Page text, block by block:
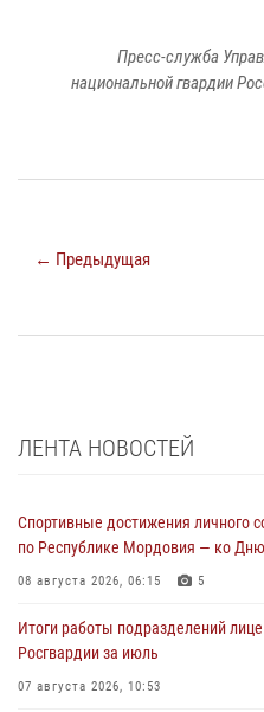
Пресс-служба
национальной гвардии
← Предыдущая
ЛЕНТА НОВОСТЕЙ
Спортивные достижения личного
по Республике Мордовия — ко
08 августа 2026, 06:15 5
Итоги работы подразделений
Росгвардии за июль
07 августа 2026, 10:53